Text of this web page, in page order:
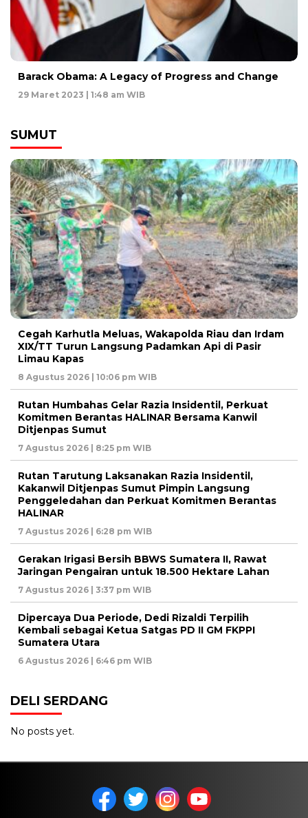
Barack Obama: A Legacy of Progress and Change
29 Maret 2023 | 1:48 am WIB
SUMUT
Cegah Karhutla Meluas, Wakapolda Riau dan Irdam
XIX/TT Turun Langsung Padamkan Api di Pasir
Limau Kapas
8 Agustus 2026 | 10:06 pm WIB
Rutan Humbahas Gelar Razia Insidentil, Perkuat
Komitmen Berantas HALINAR Bersama Kanwil
Ditjenpas Sumut
7 Agustus 2026 | 8:25 pm WIB
Rutan Tarutung Laksanakan Razia Insidentil,
Kakanwil Ditjenpas Sumut Pimpin Langsung
Penggeledahan dan Perkuat Komitmen Berantas
HALINAR
7 Agustus 2026 | 6:28 pm WIB
Gerakan Irigasi Bersih BBWS Sumatera II, Rawat
Jaringan Pengairan untuk 18.500 Hektare Lahan
7 Agustus 2026 | 3:37 pm WIB
Dipercaya Dua Periode, Dedi Rizaldi Terpilih
Kembali sebagai Ketua Satgas PD II GM FKPPI
Sumatera Utara
6 Agustus 2026 | 6:46 pm WIB
DELI SERDANG
No posts yet.